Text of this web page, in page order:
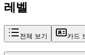
레벨
전체 보기 카드